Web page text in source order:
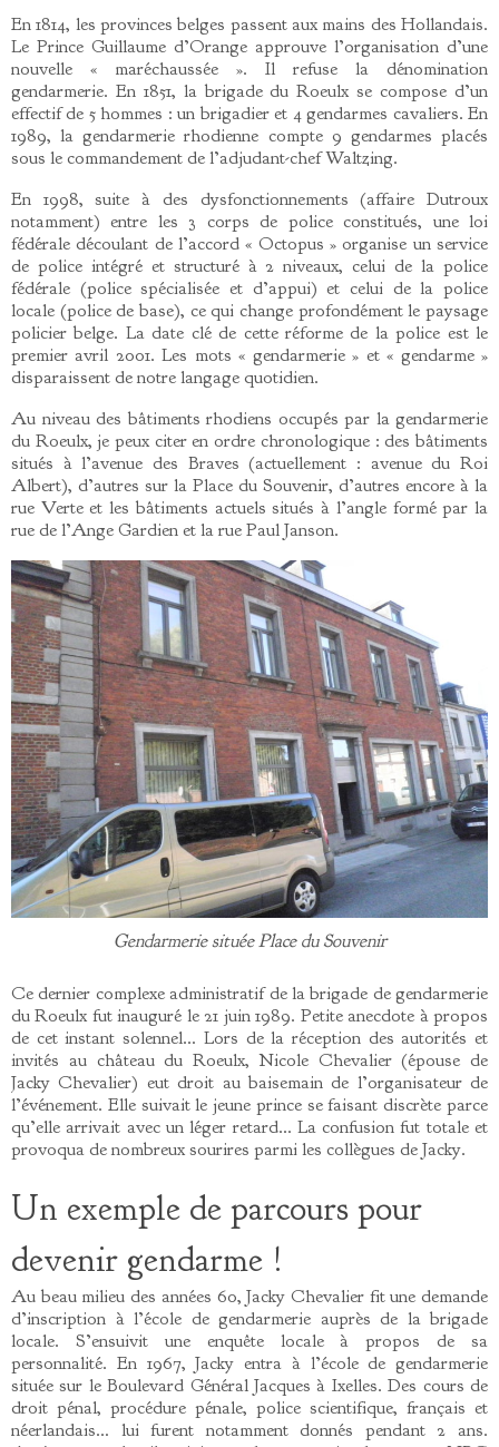
En 1814, les provinces belges passent aux mains des Hollandais.
Le Prince Guillaume d’Orange approuve l’organisation d’une
nouvelle « maréchaussée ». Il refuse la dénomination
gendarmerie. En 1851, la brigade du Roeulx se compose d’un
effectif de 5 hommes : un brigadier et 4 gendarmes cavaliers. En
1989, la gendarmerie rhodienne compte 9 gendarmes placés
sous le commandement de l’adjudant-chef Waltzing.
En 1998, suite à des dysfonctionnements (affaire Dutroux
notamment) entre les 3 corps de police constitués, une loi
fédérale découlant de l’accord « Octopus » organise un service
de police intégré et structuré à 2 niveaux, celui de la police
fédérale (police spécialisée et d’appui) et celui de la police
locale (police de base), ce qui change profondément le paysage
policier belge. La date clé de cette réforme de la police est le
premier avril 2001. Les mots « gendarmerie » et « gendarme »
disparaissent de notre langage quotidien.
Au niveau des bâtiments rhodiens occupés par la gendarmerie
du Roeulx, je peux citer en ordre chronologique : des bâtiments
situés à l’avenue des Braves (actuellement : avenue du Roi
Albert), d’autres sur la Place du Souvenir, d’autres encore à la
rue Verte et les bâtiments actuels situés à l’angle formé par la
rue de l’Ange Gardien et la rue Paul Janson.
Gendarmerie située Place du Souvenir
Ce dernier complexe administratif de la brigade de gendarmerie
du Roeulx fut inauguré le 21 juin 1989. Petite anecdote à propos
de cet instant solennel… Lors de la réception des autorités et
invités au château du Roeulx, Nicole Chevalier (épouse de
Jacky Chevalier) eut droit au baisemain de l’organisateur de
l’événement. Elle suivait le jeune prince se faisant discrète parce
qu’elle arrivait avec un léger retard… La confusion fut totale et
provoqua de nombreux sourires parmi les collègues de Jacky.
Un exemple de parcours pour
devenir gendarme !
Au beau milieu des années 60, Jacky Chevalier fit une demande
d’inscription à l’école de gendarmerie auprès de la brigade
locale. S’ensuivit une enquête locale à propos de sa
personnalité. En 1967, Jacky entra à l’école de gendarmerie
située sur le Boulevard Général Jacques à Ixelles. Des cours de
droit pénal, procédure pénale, police scientifique, français et
néerlandais… lui furent notamment donnés pendant 2 ans.